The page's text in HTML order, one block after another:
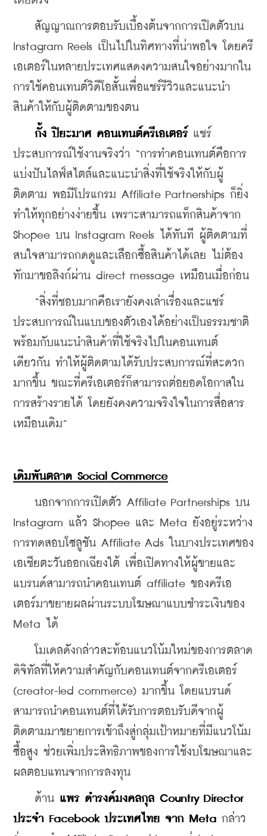
สัญญาณการตอบรับเบื้องต้นจากการเปิดตัวบน
Instagram Reels เป็นไปในทิศทางที่น่าพอใจ โดยครี
เอเตอร์ในหลายประเทศแสดงความสนใจอย่างมากใน
การใช้คอนเทนต์วิดีโอสั้นเพื่อแชร์รีวิวและแนะนำ
สินค้าให้กับผู้ติดตามของตน
กั้ง ปิยะมาศ คอนเทนต์ครีเอเตอร์ แชร์
ประสบการณ์ใช้งานจริงว่า “การทำคอนเทนต์คือการ
แบ่งปันไลฟ์สไตล์และแนะนำสิ่งที่ใช้จริงให้กับผู้
ติดตาม พอมีโปรแกรม Affiliate Partnerships ก็ยิ่ง
ทำให้ทุกอย่างง่ายขึ้น เพราะสามารถแท็กสินค้าจาก
Shopee บน Instagram Reels ได้ทันที ผู้ติดตามที่
สนใจสามารถกดดูและเลือกซื้อสินค้าได้เลย ไม่ต้อง
ทักมาขอลิงก์ผ่าน direct message เหมือนเมื่อก่อน
“สิ่งที่ชอบมากคือเรายังคงเล่าเรื่องและแชร์
ประสบการณ์ในแบบของตัวเองได้อย่างเป็นธรรมชาติ
พร้อมกับแนะนำสินค้าที่ใช้จริงไปในคอนเทนต์
เดียวกัน ทำให้ผู้ติดตามได้รับประสบการณ์ที่สะดวก
มากขึ้น ขณะที่ครีเอเตอร์ก็สามารถต่อยอดโอกาสใน
การสร้างรายได้ โดยยังคงความจริงใจในการสื่อสาร
เหมือนเดิม”
เดิมพันตลาด Social Commerce
นอกจากการเปิดตัว Affiliate Partnerships บน
Instagram แล้ว Shopee และ Meta ยังอยู่ระหว่าง
การทดสอบโซลูชัน Affiliate Ads ในบางประเทศของ
เอเชียตะวันออกเฉียงใต้ เพื่อเปิดทางให้ผู้ขายและ
แบรนด์สามารถนำคอนเทนต์ affiliate ของครีเอ
เตอร์มาขยายผลผ่านระบบโฆษณาแบบชำระเงินของ
Meta ได้
โมเดลดังกล่าวสะท้อนแนวโน้มใหม่ของการตลาด
ดิจิทัลที่ให้ความสำคัญกับคอนเทนต์จากครีเอเตอร์
(creator-led commerce) มากขึ้น โดยแบรนด์
สามารถนำคอนเทนต์ที่ได้รับการตอบรับดีจากผู้
ติดตามมาขยายการเข้าถึงสู่กลุ่มเป้าหมายที่มีแนวโน้ม
ซื้อสูง ช่วยเพิ่มประสิทธิภาพของการใช้งบโฆษณาและ
ผลตอบแทนจากการลงทุน
ด้าน แพร ดำรงค์มงคลกุล Country Director
ประจำ Facebook ประเทศไทย จาก Meta กล่าว